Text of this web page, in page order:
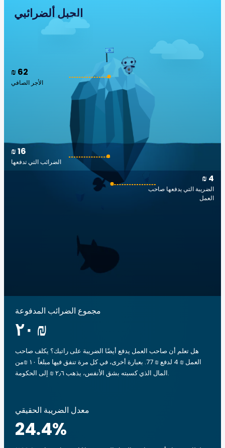
الجبل ألضرائبي
₪ 62
الأجر الصافي
₪ 4
الضريبة التي يدفعها صاحب
العمل
₪ 16
الضرائب التي تدفعها
مجموع الضرائب المدفوعة
‏٢٠ ₪
هل تعلم أن صاحب العمل يدفع أيضًا الضريبة على راتبك؟ يكلف صاحب
العمل ₪ 4 لدفع ₪ 77. بعبارة أخرى، في كل مرة تنفق فيها مبلغاً ‏١٠ ₪من
المال الذي كسبته بشق الأنفس، يذهب ‏٢٫٦ ₪ إلى الحكومة.
معدل الضريبة الحقيقي
24.4%